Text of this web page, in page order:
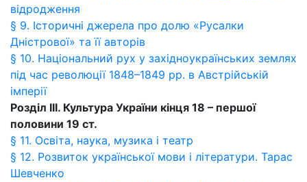
відродження
§ 9. Історичні джерела про долю «Русалки
Дністрової» та її авторів
§ 10. Національний рух у західноукраїнських землях
під час революції 1848–1849 рр. в Австрійській
імперії
Розділ IІI. Культура України кінця 18 – першої
половини 19 ст.
§ 11. Освіта, наука, музика і театр
§ 12. Розвиток української мови і літератури. Тарас
Шевченко